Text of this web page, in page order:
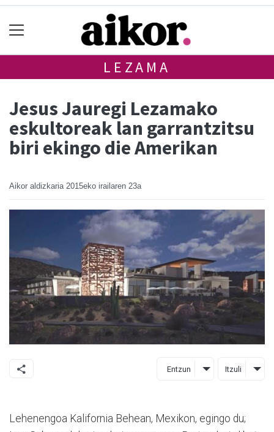
LEZAMA
Jesus Jauregi Lezamako
eskultoreak lan garrantzitsu
biri ekingo die Amerikan
Aikor aldizkaria 2015eko irailaren 23a
Entzun Itzuli
Lehenengoa Kalifornia Behean, Mexikon, egingo du;